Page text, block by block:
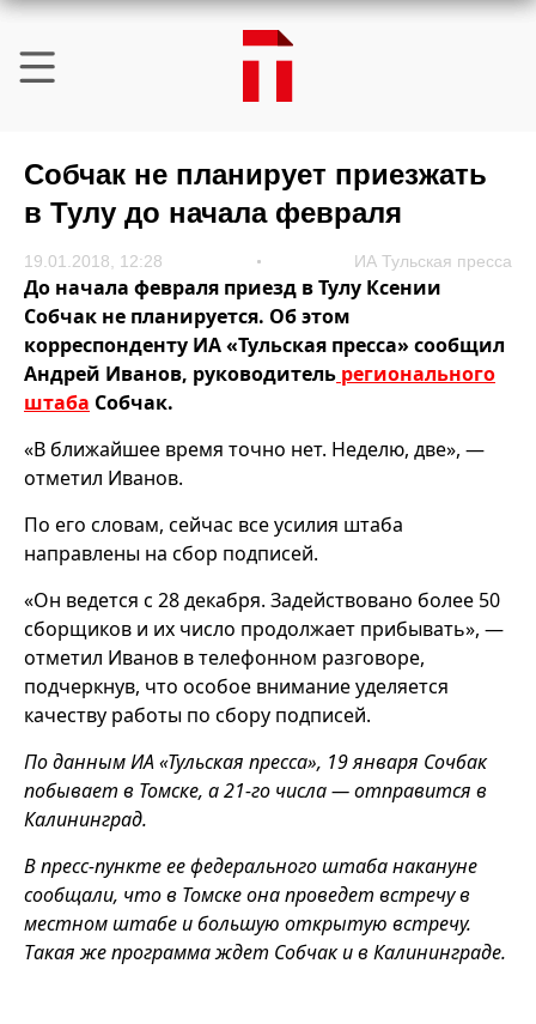
Собчак не планирует приезжать
в Тулу до начала февраля
19.01.2018, 12:28 ИА Тульская пресса
До начала февраля приезд в Тулу Ксении
Собчак не планируется. Об этом
корреспонденту ИА «Тульская пресса» сообщил
Андрей Иванов, руководитель регионального
штаба Собчак.
«В ближайшее время точно нет. Неделю, две», —
отметил Иванов.
По его словам, сейчас все усилия штаба
направлены на сбор подписей.
«Он ведется с 28 декабря. Задействовано более 50
сборщиков и их число продолжает прибывать», —
отметил Иванов в телефонном разговоре,
подчеркнув, что особое внимание уделяется
качеству работы по сбору подписей.
По данным ИА «Тульская пресса», 19 января Сочбак
побывает в Томске, а 21-го числа — отправится в
Калининград.
В пресс-пункте ее федерального штаба накануне
сообщали, что в Томске она проведет встречу в
местном штабе и большую открытую встречу.
Такая же программа ждет Собчак и в Калининграде.